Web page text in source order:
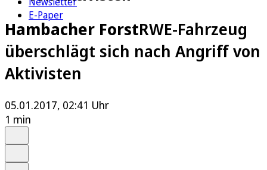
E-Paper
Hambacher ForstRWE-Fahrzeug
überschlägt sich nach Angriff von
Aktivisten
05.01.2017, 02:41 Uhr
1 min